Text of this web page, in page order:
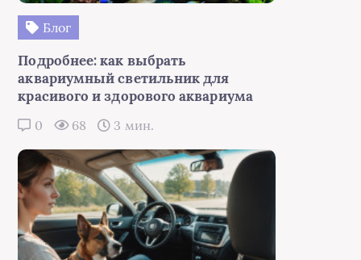
Блог
Подробнее: как выбрать
аквариумный светильник для
красивого и здорового аквариума
0 68 3 мин.